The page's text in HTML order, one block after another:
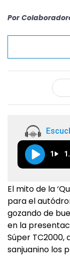
Por
1
El mito de la
para el
gozando de
en la
Súper TC2000,
sanjuanino los